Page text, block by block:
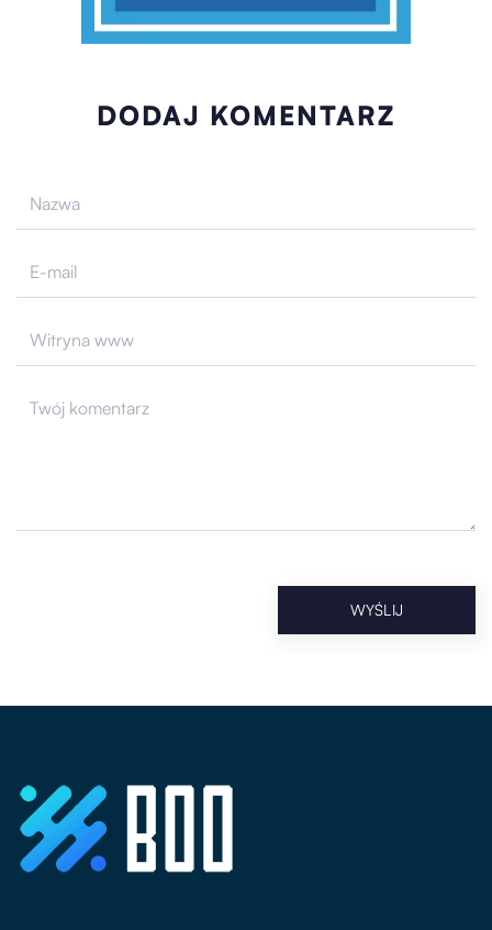
DODAJ KOMENTARZ